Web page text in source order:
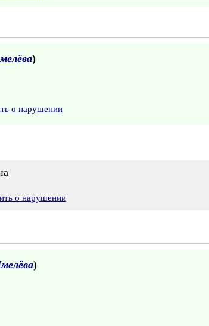
)
о нарушении
о нарушении
)